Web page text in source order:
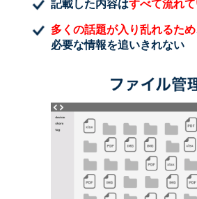
多くの話題が入り乱れるため
必要な情報を追いきれない